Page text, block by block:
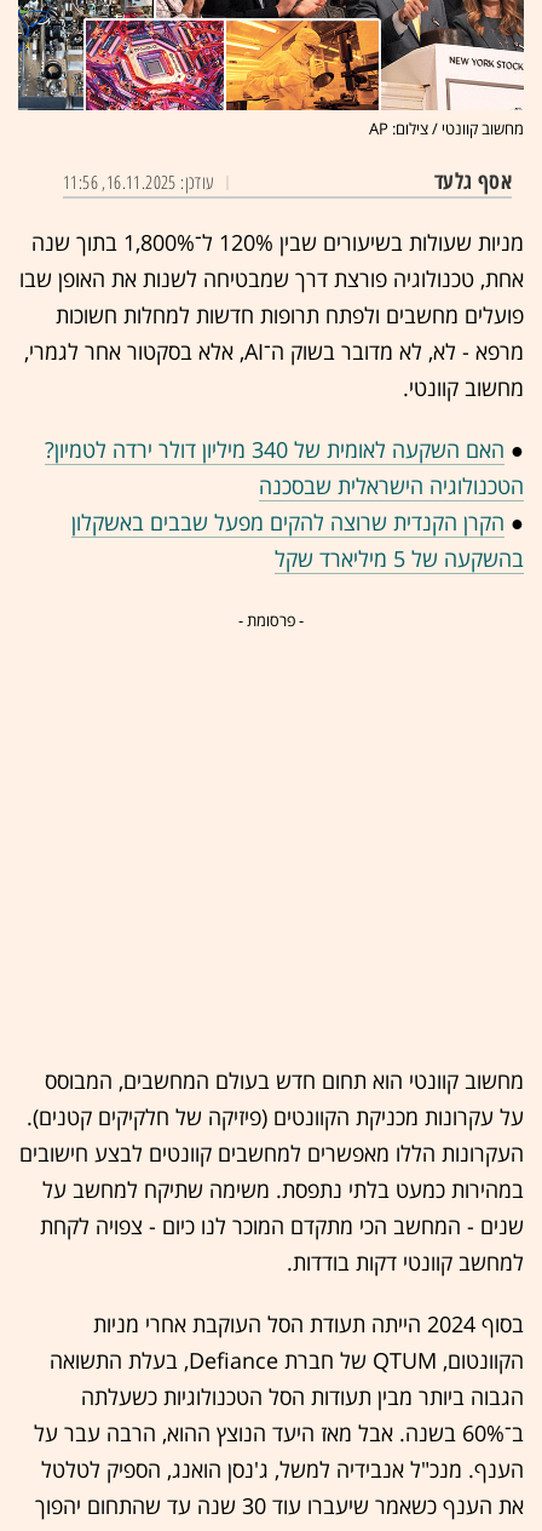
מחשוב קוונטי / צילום: AP
אסף גלעד עודכן: 16.11.2025, 11:56
מניות שעולות בשיעורים שבין 120% ל־1,800% בתוך שנה
אחת, טכנולוגיה פורצת דרך שמבטיחה לשנות את האופן שבו
פועלים מחשבים ולפתח תרופות חדשות למחלות חשוכות
מרפא - לא, לא מדובר בשוק ה־AI, אלא בסקטור אחר לגמרי,
מחשוב קוונטי.
●
האם השקעה לאומית של 340 מיליון דולר ירדה לטמיון?
הטכנולוגיה הישראלית שבסכנה
● הקרן הקנדית שרוצה להקים מפעל שבבים באשקלון
בהשקעה של 5 מיליארד שקל
- פרסומת -
מחשוב קוונטי הוא תחום חדש בעולם המחשבים, המבוסס
על עקרונות מכניקת הקוונטים (פיזיקה של חלקיקים קטנים).
העקרונות הללו מאפשרים למחשבים קוונטים לבצע חישובים
במהירות כמעט בלתי נתפסת. משימה שתיקח למחשב על
שנים - המחשב הכי מתקדם המוכר לנו כיום - צפויה לקחת
למחשב קוונטי דקות בודדות.
בסוף 2024 הייתה תעודת הסל העוקבת אחרי מניות
הקוונטום, QTUM של חברת Defiance, בעלת התשואה
הגבוה ביותר מבין תעודות הסל הטכנולוגיות כשעלתה
ב־60% בשנה. אבל מאז היעד הנוצץ ההוא, הרבה עבר על
הענף. מנכ"ל אנבידיה למשל, ג'נסן הואנג, הספיק לטלטל
את הענף כשאמר שיעברו עוד 30 שנה עד שהתחום יהפוך